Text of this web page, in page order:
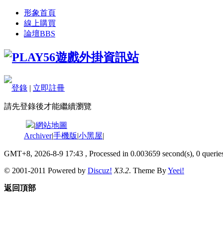
形象首頁
線上購買
論壇BBS
登錄 | 立即註冊
請先登錄後才能繼續瀏覽
|網站地圖
Archiver|手機版|小黑屋|
GMT+8, 2026-8-9 17:43 , Processed in 0.003659 second(s), 0
© 2001-2011 Powered by Discuz! X3.2. Theme ByYeei!
返回頂部